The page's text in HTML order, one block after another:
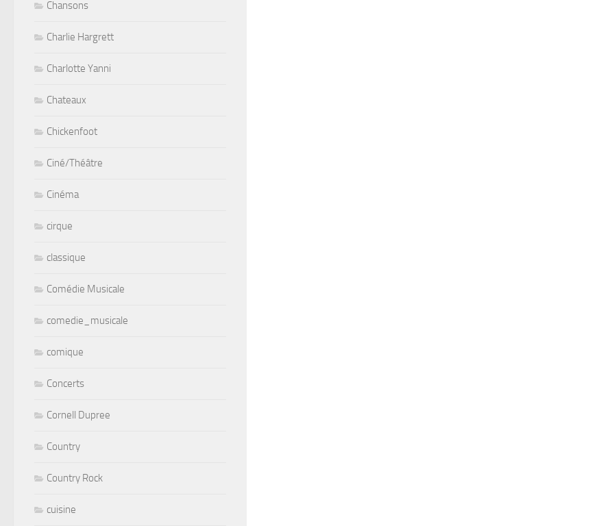
Chansons
Charlie Hargrett
Charlotte Yanni
Chateaux
Chickenfoot
Ciné/Théâtre
Cinéma
cirque
classique
Comédie Musicale
comedie_musicale
comique
Concerts
Cornell Dupree
Country
Country Rock
cuisine